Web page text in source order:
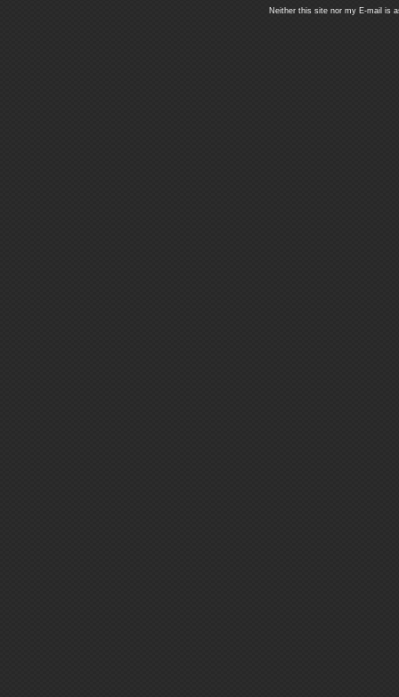
Neither this site nor my E-mail is